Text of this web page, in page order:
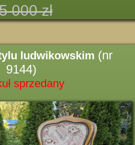
000 zł
ludwikowskim (nr
9144)
sprzedany